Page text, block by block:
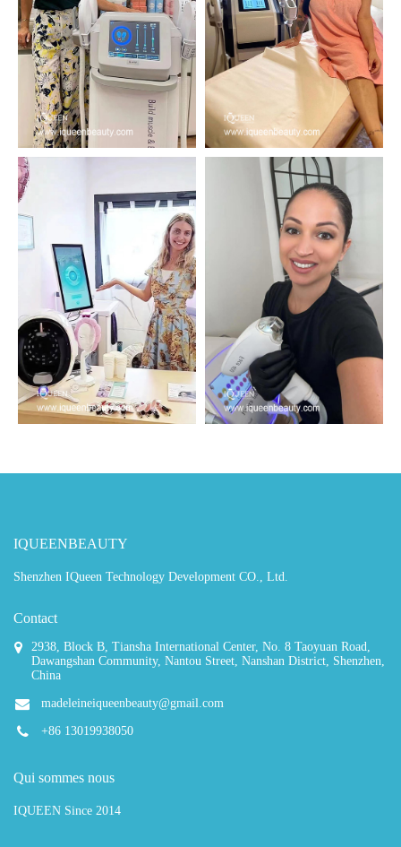
IQUEENBEAUTY
Shenzhen IQueen Technology Development CO., Ltd.
Contact
2938, Block B, Tiansha International Center, No. 8 Taoyuan Road,
Dawangshan Community, Nantou Street, Nanshan District, Shenzhen,
China
madeleineiqueenbeauty@gmail.com
+86 13019938050
Qui sommes nous
IQUEEN Since 2014